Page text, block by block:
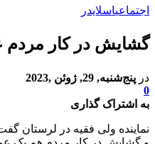
اجتماعیاسلایدر
گشایش در کار مردم
در پنج‌شنبه, 29, ژوئن ,2023
0
به اشتراک گذاری
نماینده ولی فقیه در لرستان